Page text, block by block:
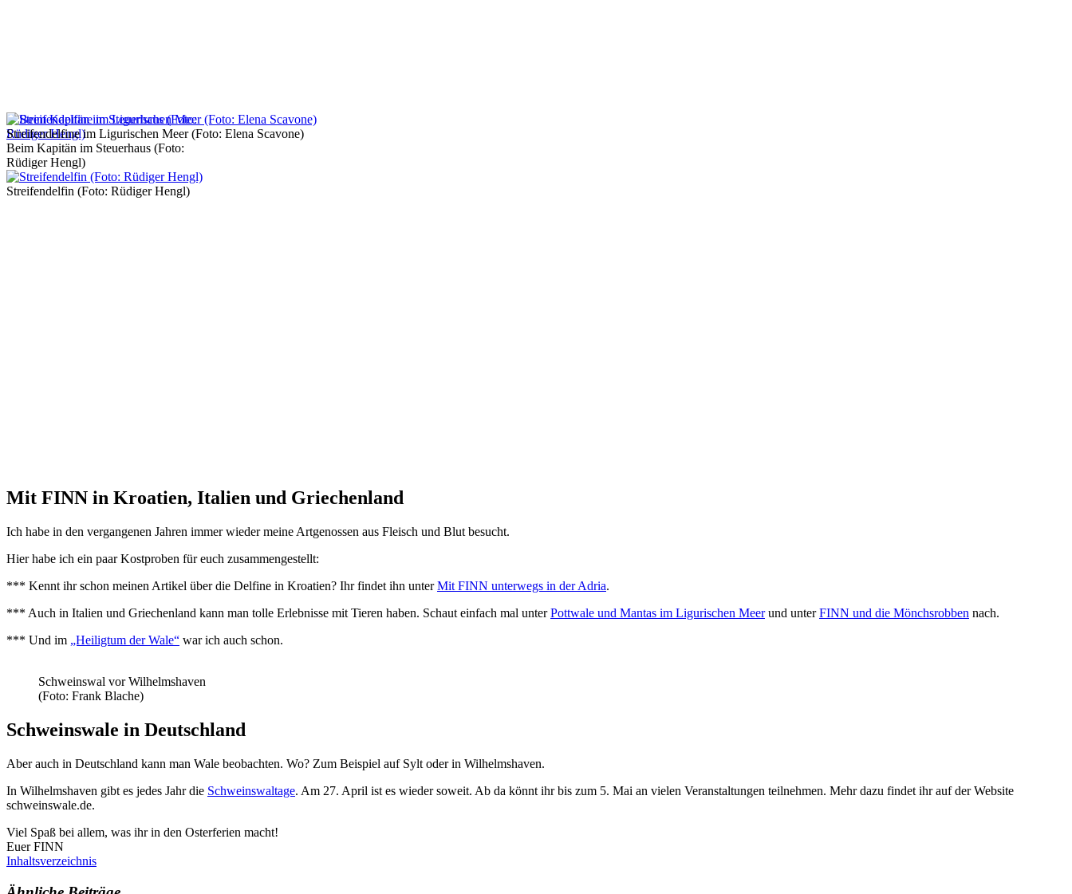
Beim Kapitän im Steuerhaus (Foto:
Rüdiger Hengl)
Streifendelfin (Foto: Rüdiger Hengl)
Streifendelfine im Ligurischen Meer (Foto: Elena Scavone)
Mit FINN in Kroatien, Italien und Griechenland
Ich habe in den vergangenen Jahren immer wieder meine Artgenossen aus Fleisch und Blut besucht.
Hier habe ich ein paar Kostproben für euch zusammengestellt:
*** Kennt ihr schon meinen Artikel über die Delfine in Kroatien? Ihr findet ihn unterMit FINN unterwegs in der Adria.
*** Auch in Italien und Griechenland kann man tolle Erlebnisse mit Tieren haben. Schaut einfach mal unterPottwale und Mantas im Ligurischen Meerund unterFINN und die Mönchsrobben nach.
*** Und im „Heiligtum der Wale“ war ich auch schon.
Schweinswal vor Wilhelmshaven
(Foto: Frank Blache)
Schweinswale in Deutschland
Aber auch in Deutschland kann man Wale beobachten. Wo? Zum Beispiel auf Sylt oder in Wilhelmshaven.
In Wilhelmshaven gibt es jedes Jahr die Schweinswaltage. Am 27. April ist es wieder soweit. Ab da könnt ihr bis zum 5. Mai an vielen Veranstaltungen teilnehmen. Mehr dazu findet ihr auf der Website
schweinswale.de.
Viel Spaß bei allem, was ihr in den Osterferien macht!
Euer FINN
Inhaltsverzeichnis